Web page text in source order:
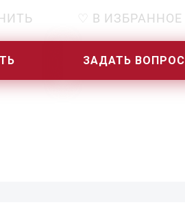
♡ В ИЗБРАННОЕ
ЗАДАТЬ ВОПРОС